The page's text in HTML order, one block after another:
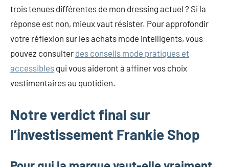
trois tenues différentes de mon dressing actuel ? Si la
réponse est non, mieux vaut résister. Pour approfondir
votre réflexion sur les achats mode intelligents, vous
pouvez consulter des conseils mode pratiques et
accessibles qui vous aideront à affiner vos choix
vestimentaires au quotidien.
Notre verdict final sur
l’investissement Frankie Shop